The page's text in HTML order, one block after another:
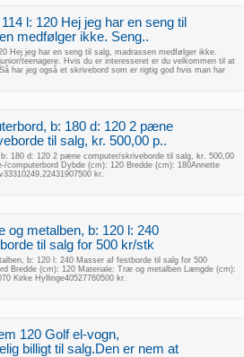
l: 120 Hej jeg har en seng til
medfølger ikke. Seng..
Hej jeg har en seng til salg, madrassen medfølger ikke.
teenagere. Hvis du er interesseret er du velkommen til at
har jeg også et skrivebord som er rigtig god hvis man har
b: 180 d: 120 2 pæne
til salg, kr. 500,00 p..
180 d: 120 2 pæne computer/skriveborde til salg, kr. 500,00
computerbord Dybde (cm): 120 Bredde (cm): 180Annette
kr.
og metalben, b: 120 l: 240
til salg for 500 kr/stk
b: 120 l: 240 Masser af festborde til salg for 500
Bredde (cm): 120 Materiale: Træ og metalben Længde (cm):
Kirke Hyllinge40527760500 kr.
120 Golf el-vogn,
billigt til salg.Den er nem at